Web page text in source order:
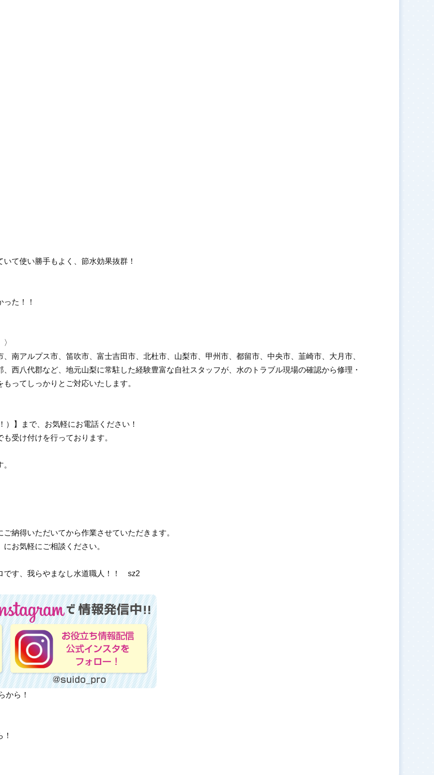
て使い勝手もよく、節水効果抜群！
た！！
南アルプス市、笛吹市、富士吉田市、北杜市、山梨市、甲州市、都留市、中央市、韮崎市、大月市、
西八代郡など、地元山梨に常駐した経験豊富な自社スタッフが、水のトラブル現場の確認から修理・
ってしっかりとご対応いたします。
】まで、お気軽にお電話ください！
受け付けを行っております。
納得いただいてから作業させていただきます。
お気軽にご相談ください。
です、我らやまなし水道職人！！ sz2
から！